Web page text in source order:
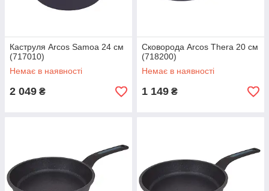
Каструля Arcos Samoa 24 см
(717010)
Немає в наявності
2 049 ₴
Сковорода Arcos Thera 20 см
(718200)
Немає в наявності
1 149 ₴